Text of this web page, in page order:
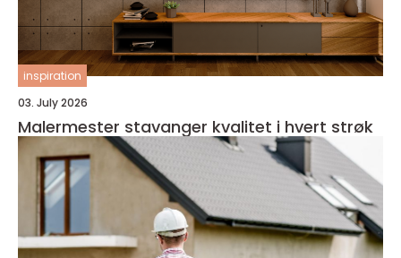
inspiration
03. July 2026
Malermester stavanger kvalitet i hvert strøk